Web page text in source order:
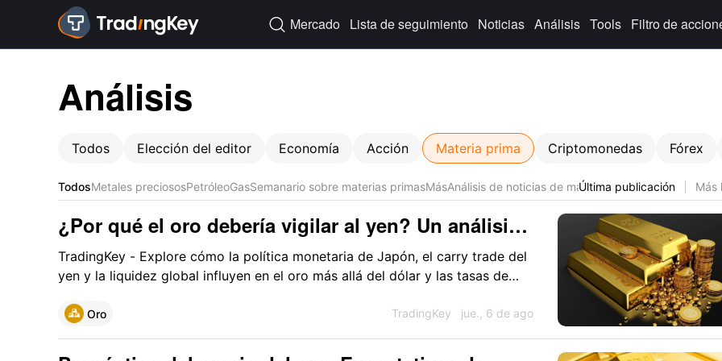
 Mercado Lista de seguimiento Noticias Análisis Tools Filtro de
Análisis
Todos Elección del editor Economía Acción Materia prima Criptomonedas Fórex
TodosMetales preciososPetróleoGasSemanario sobre materias primasMásAnálisis de noticias de materias primas en tiempo
Última publicación Más
¿Por qué el oro debería vigilar al yen? Un análisis
completo de cómo el yen afecta al oro
TradingKey - Explore cómo la política monetaria de Japón, el carry trade del
yen y la liquidez global influyen en el oro más allá del dólar y las tasas de
Oro TradingKey jue., 6 de ago